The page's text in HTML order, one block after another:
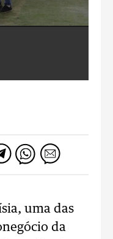
uma das
da